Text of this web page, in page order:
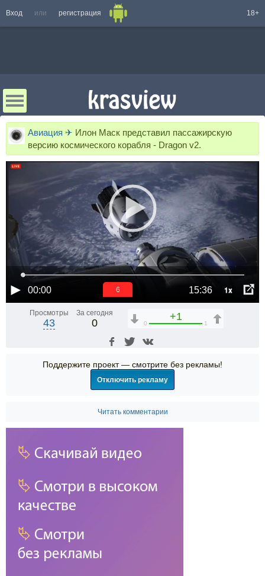
Вход или регистрация 18+
Авиация ✈ Илон Маск представил пассажирскую
версию космического корабля - Dragon v2.
00:00 15:36 1x
5
Просмотры
43
За сегодня
0
+1
0 1
Поддержите проект — смотрите без рекламы!
Отключить рекламу
Читать комментарии